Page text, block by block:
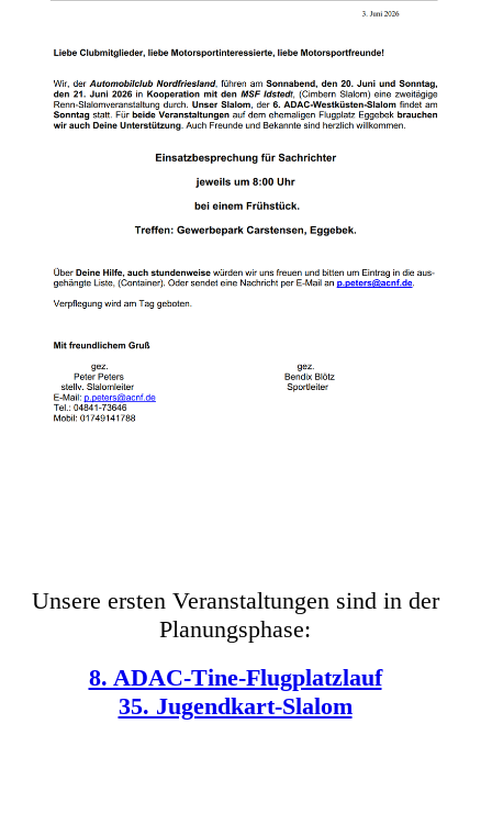
Unsere ersten Veranstaltungen sind in der
Planungsphase:
8. ADAC-Tine-Flugplatzlauf
35. Jugendkart-Slalom